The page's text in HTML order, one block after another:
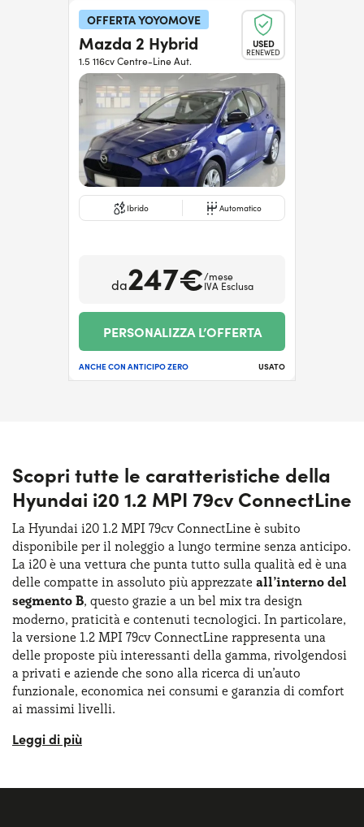
OFFERTA YOYOMOVE
USED
RENEWED
Mazda 2 Hybrid
1.5 116cv Centre-Line Aut.
Ibrido Automatico
da247€/mese
IVA Esclusa
PERSONALIZZA L’OFFERTA
ANCHE CON ANTICIPO ZERO USATO
Scopri tutte le caratteristiche della
Hyundai i20 1.2 MPI 79cv ConnectLine
La Hyundai i20 1.2 MPI 79cv ConnectLine è subito
disponibile per il noleggio a lungo termine senza anticipo.
La i20 è una vettura che punta tutto sulla qualità ed è una
delle compatte in assoluto più apprezzate all’interno del
segmento B, questo grazie a un bel mix tra design
moderno, praticità e contenuti tecnologici. In particolare,
la versione 1.2 MPI 79cv ConnectLine rappresenta una
delle proposte più interessanti della gamma, rivolgendosi
a privati e aziende che sono alla ricerca di un’auto
funzionale, economica nei consumi e garanzia di comfort
ai massimi livelli.
La Hyundai i20 1.2 MPI 79cv ConnectLine è ideale per